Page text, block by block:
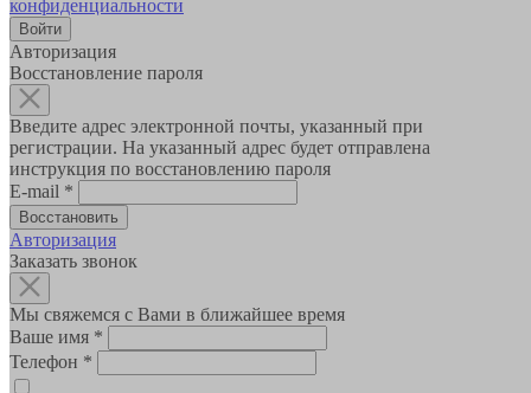
конфиденциальности
Авторизация
Восстановление пароля
Введите адрес электронной почты, указанный при
регистрации. На указанный адрес будет отправлена
инструкция по восстановлению пароля
E-mail *
Авторизация
Заказать звонок
Мы свяжемся с Вами в ближайшее время
Ваше имя *
Телефон *